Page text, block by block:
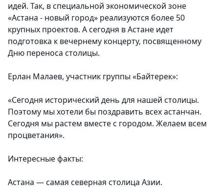
идей. Так, в специальной экономической зоне
«Астана - новый город» реализуются более 50
крупных проектов. А сегодня в Астане идет
подготовка к вечернему концерту, посвященному
Дню переноса столицы.
Ерлан Малаев, участник группы «Байтерек»:
«Сегодня исторический день для нашей столицы.
Поэтому мы хотели бы поздравить всех астанчан.
Сегодня мы растем вместе с городом. Желаем всем
процветания».
Интересные факты:
Астана — самая северная столица Азии.